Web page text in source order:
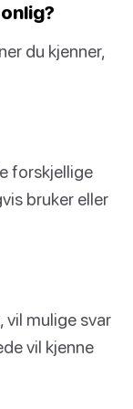
du kjenner,
forskjellige
bruker eller
vil mulige svar
vil kjenne